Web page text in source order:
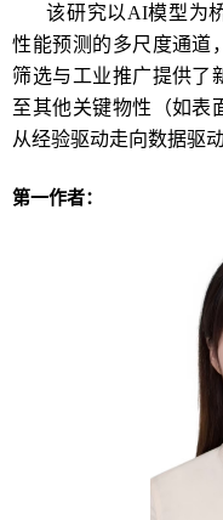
该研究以AI模型为
性能预测的多尺度通道
筛选与工业推广提供了
至其他关键物性（如表
从经验驱动走向数据驱
第一作者：